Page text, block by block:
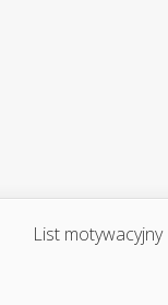
List motywacyjny